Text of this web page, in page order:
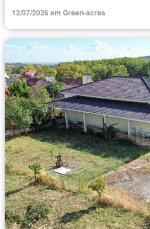
12/07/2026 em Green-acres